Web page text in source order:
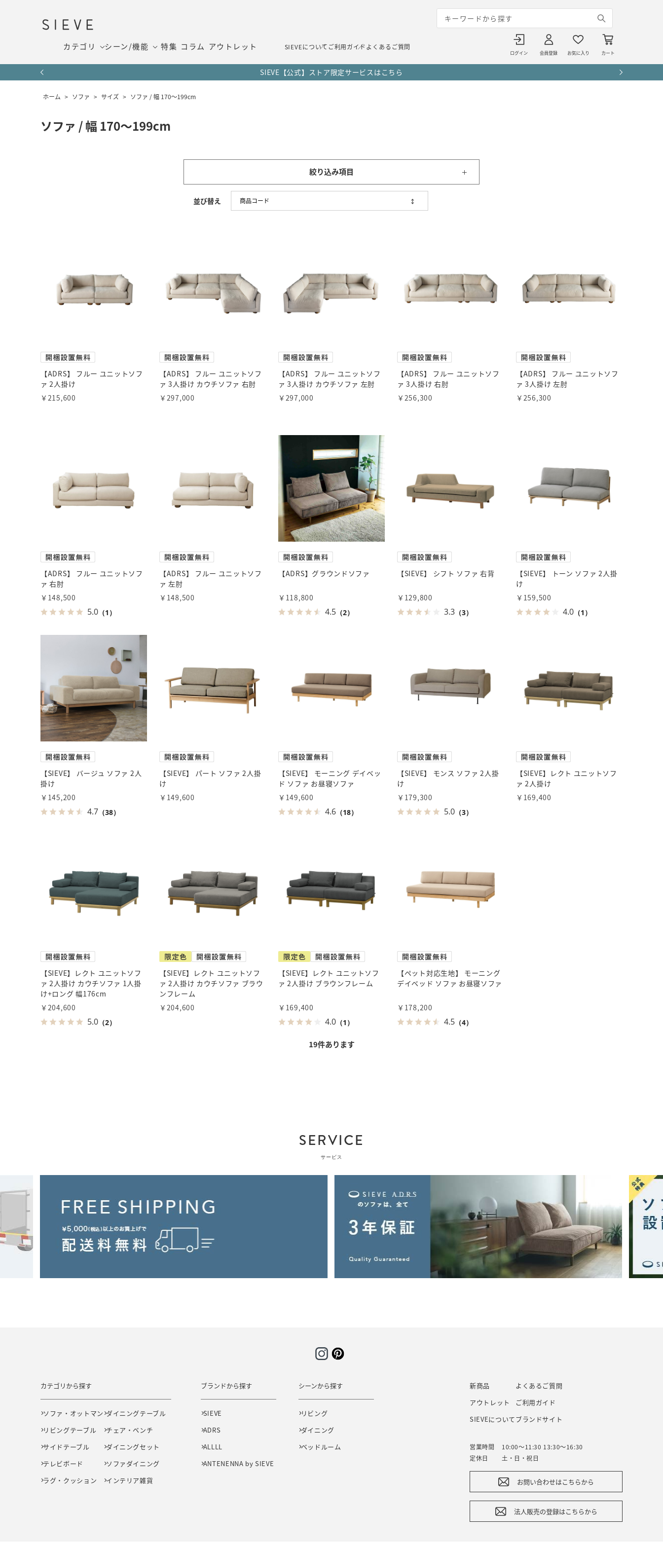
カテゴリ シーン/機能 特集 コラム アウトレット SIEVEについて ご利用ガイドよくあるご質問
ログイン 会員登録 お気に入り カート
SIEVE【公式】ストア限定サービスはこちら
ホーム > ソファ > サイズ > ソファ / 幅 170～199cm
ソファ / 幅 170～199cm
絞り込み
【ADRS】 フルー ユニットソフ
ァ 2人掛け
￥215,600
【ADRS】 フルー ユニットソフ
ァ 3人掛け カウチソファ 右肘
￥297,000
【ADRS】 フルー ユニットソフ
ァ 3人掛け カウチソファ 左肘
￥297,000
【ADRS】 フルー ユニットソフ
ァ 3人掛け 右肘
￥256,300
【ADRS】 フルー ユニットソフ
ァ 3人掛け 左肘
￥256,300
【ADRS】 フルー ユニットソフ
ァ 右肘
￥148,500
5.0 （1）
【ADRS】 フルー ユニットソフ
ァ 左肘
￥148,500
【ADRS】グラウンドソファ
￥118,800
4.5 （2）
【SIEVE】 シフト ソファ 右背
￥129,800
3.3 （3）
【SIEVE】 トーン ソファ 2人掛
け
￥159,500
4.0 （1）
【SIEVE】 バージュ ソファ 2人
掛け
￥145,200
4.7 （38）
【SIEVE】 パート ソファ 2人掛
け
￥149,600
【SIEVE】 モーニング デイベッ
ド ソファ お昼寝ソファ
￥149,600
4.6 （18）
【SIEVE】 モンス ソファ 2人掛
け
￥179,300
5.0 （3）
【SIEVE】レクト ユニットソフ
ァ 2人掛け
￥169,400
【SIEVE】レクト ユニットソフ
ァ 2人掛け カウチソファ 1人掛
け+ロング 幅176cm
￥204,600
5.0 （2）
【SIEVE】レクト ユニットソフ
ァ 2人掛け カウチソファ ブラウ
ンフレーム
￥204,600
【SIEVE】レクト ユニットソフ
ァ 2人掛け ブラウンフレーム
￥169,400
4.0 （1）
【ペット対応生地】 モーニング
デイベッド ソファ お昼寝ソファ
￥178,200
4.5 （4）
19件あります
SERVICE
サービス
カテゴリから探す
ソファ・オットマン
リビングテーブル
サイドテーブル
テレビボード
ラグ・クッション
ダイニングテーブル
チェア・ベンチ
ダイニングセット
ソファダイニング
インテリア雑貨
ブランドから探す
SIEVE
ADRS
ALLLL
ANTENENNA by SIEVE
シーンから探す
リビング
ダイニング
ベッドルーム
新商品
アウトレット
SIEVEについて
よくあるご質問
ご利用ガイド
ブランドサイト
営業時間
10:00～11:30 13:30～16:30
定休日
土・日・祝日
お問い合わせはこちらから
法人販売の登録はこちらから